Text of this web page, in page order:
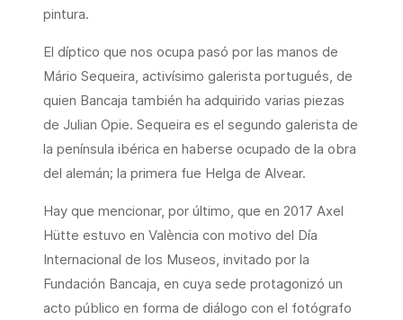
pintura.
El díptico que nos ocupa pasó por las manos de
Mário Sequeira, activísimo galerista portugués, de
quien Bancaja también ha adquirido varias piezas
de Julian Opie. Sequeira es el segundo galerista de
la península ibérica en haberse ocupado de la obra
del alemán; la primera fue Helga de Alvear.
Hay que mencionar, por último, que en 2017 Axel
Hütte estuvo en València con motivo del Día
Internacional de los Museos, invitado por la
Fundación Bancaja, en cuya sede protagonizó un
acto público en forma de diálogo con el fotógrafo